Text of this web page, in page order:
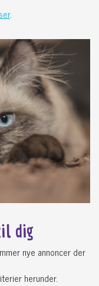
.
dig
nye annoncer der
herunder.